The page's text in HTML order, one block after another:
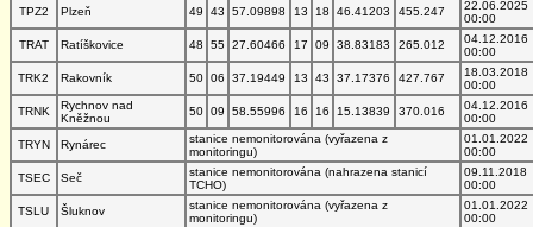
TPZ2
Plzeň 49 43 57.09898 13 18 46.41203 455.247
22.06.2025
00:00
TRAT
Ratíškovice 48 55 27.60466 17 09 38.83183 265.012
04.12.2016
00:00
TRK2
Rakovník 50 06 37.19449 13 43 37.17376 427.767
18.03.2018
00:00
TRNK
Rychnov nad
Kněžnou
50 09 58.55996 16 16 15.13839 370.016
04.12.2016
00:00
TRYN
Rynárec
stanice nemonitorována (vyřazena z
monitoringu)
01.01.2022
00:00
TSEC
Seč
stanice nemonitorována (nahrazena stanicí
TCHO)
09.11.2018
00:00
TSLU
Šluknov
stanice nemonitorována (vyřazena z
monitoringu)
01.01.2022
00:00